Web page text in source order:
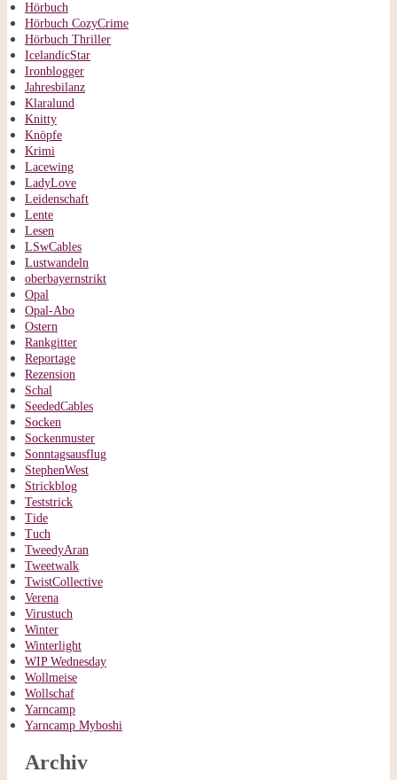
Hörbuch
Hörbuch CozyCrime
Hörbuch Thriller
IcelandicStar
Ironblogger
Jahresbilanz
Klaralund
Knitty
Knöpfe
Krimi
Lacewing
LadyLove
Leidenschaft
Lente
Lesen
LSwCables
Lustwandeln
oberbayernstrikt
Opal
Opal-Abo
Ostern
Rankgitter
Reportage
Rezension
Schal
SeededCables
Socken
Sockenmuster
Sonntagsausflug
StephenWest
Strickblog
Teststrick
Tide
Tuch
TweedyAran
Tweetwalk
TwistCollective
Verena
Virustuch
Winter
Winterlight
WIP Wednesday
Wollmeise
Wollschaf
Yarncamp
Yarncamp Myboshi
Archiv